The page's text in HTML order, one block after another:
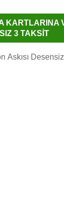
KARTLARINA
3 TAKSİT
Askısı Desensiz